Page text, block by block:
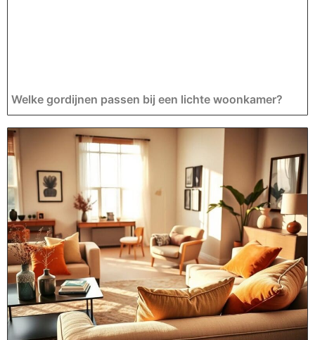
Welke gordijnen passen bij een lichte woonkamer?